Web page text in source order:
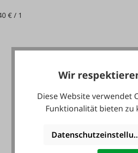
€ / 1
2,60 €*
Wir
Diese Website verwendet
Funktionalität bieten zu